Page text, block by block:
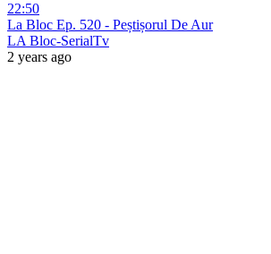
22:50
La Bloc Ep. 520 - Peștișorul De Aur
LA Bloc-SerialTv
2 years ago